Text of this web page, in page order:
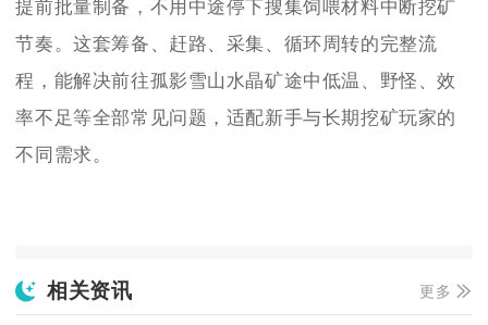
提前批量制备，不用中途停下搜集饲喂材料中断挖矿
节奏。这套筹备、赶路、采集、循环周转的完整流
程，能解决前往孤影雪山水晶矿途中低温、野怪、效
率不足等全部常见问题，适配新手与长期挖矿玩家的
不同需求。
相关资讯 更多